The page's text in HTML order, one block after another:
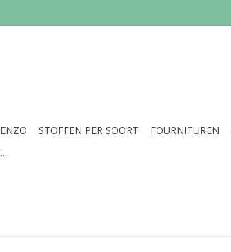
STOFFEN PER SOORT FOURNITUREN